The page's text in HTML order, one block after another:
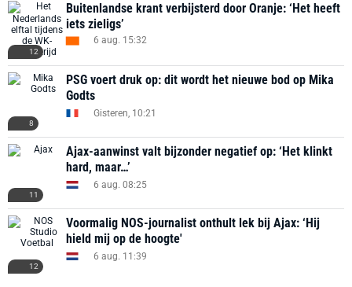
12
Buitenlandse krant verbijsterd door Oranje: ‘Het heeft
iets zieligs’
6 aug. 15:32
8
PSG voert druk op: dit wordt het nieuwe bod op Mika
Godts
Gisteren, 10:21
11
Ajax-aanwinst valt bijzonder negatief op: ‘Het klinkt
hard, maar…’
6 aug. 08:25
12
Voormalig NOS-journalist onthult lek bij Ajax: ‘Hij
hield mij op de hoogte'
6 aug. 11:39